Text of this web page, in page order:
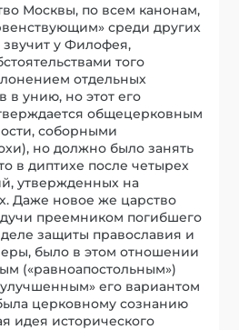
Москвы, по всем канонам,
среди других
звучит у Филофея,
того
отдельных
в унию, но этот его
общецерковным
соборными
но должно было занять
в диптихе после четырех
утвержденных на
Даже новое же царство
преемником погибшего
деле защиты православия и
было в этом отношении
(«равноапостольным»)
его вариантом
церковному сознанию
идея исторического